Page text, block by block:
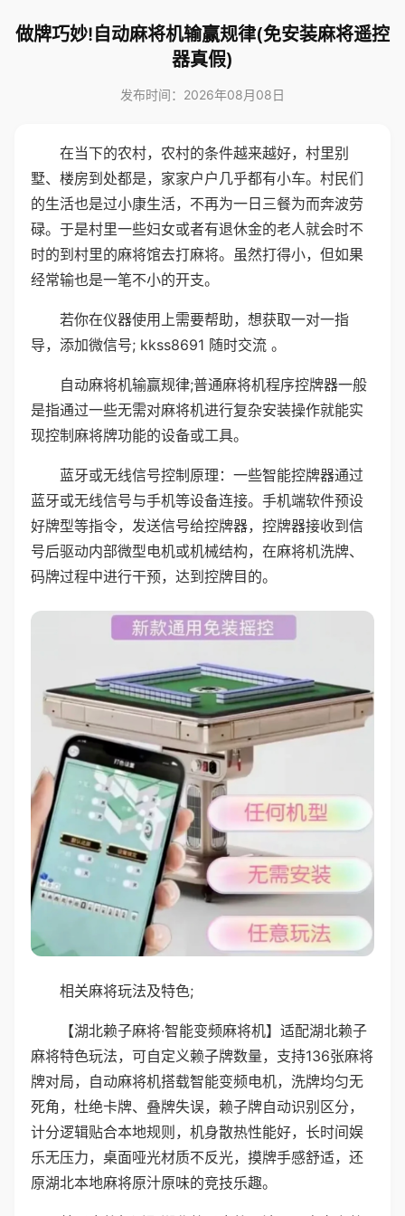
做牌巧妙!自动麻将机输赢规律(免安装麻将遥控
器真假)
发布时间：2026年08月08日
在当下的农村，农村的条件越来越好，村里别
墅、楼房到处都是，家家户户几乎都有小车。村民们
的生活也是过小康生活，不再为一日三餐为而奔波劳
碌。于是村里一些妇女或者有退休金的老人就会时不
时的到村里的麻将馆去打麻将。虽然打得小，但如果
经常输也是一笔不小的开支。
若你在仪器使用上需要帮助，想获取一对一指
导，添加微信号; kkss8691 随时交流 。
自动麻将机输赢规律;普通麻将机程序控牌器一般
是指通过一些无需对麻将机进行复杂安装操作就能实
现控制麻将牌功能的设备或工具。
蓝牙或无线信号控制原理：一些智能控牌器通过
蓝牙或无线信号与手机等设备连接。手机端软件预设
好牌型等指令，发送信号给控牌器，控牌器接收到信
号后驱动内部微型电机或机械结构，在麻将机洗牌、
码牌过程中进行干预，达到控牌目的。
相关麻将玩法及特色;
【湖北赖子麻将·智能变频麻将机】适配湖北赖子
麻将特色玩法，可自定义赖子牌数量，支持136张麻将
牌对局，自动麻将机搭载智能变频电机，洗牌均匀无
死角，杜绝卡牌、叠牌失误，赖子牌自动识别区分，
计分逻辑贴合本地规则，机身散热性能好，长时间娱
乐无压力，桌面哑光材质不反光，摸牌手感舒适，还
原湖北本地麻将原汁原味的竞技乐趣。